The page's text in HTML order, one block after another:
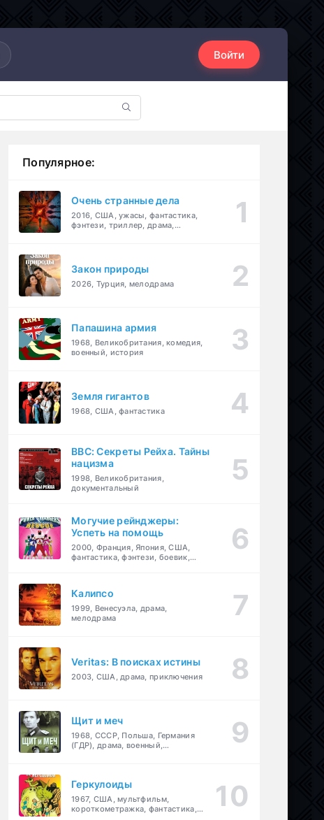
Войти
Популярное:
Очень странные дела
2016, США, ужасы, фантастика,
фэнтези, триллер, драма,
Закон природы
2026, Турция, мелодрама
Папашина армия
1968, Великобритания, комедия,
военный, история
Земля гигантов
1968, США, фантастика
BBC: Секреты Рейха. Тайны
нацизма
1998, Великобритания,
документальный
Могучие рейнджеры:
Успеть на помощь
2000, Франция, Япония, США,
фантастика, фэнтези, боевик,
Калипсо
1999, Венесуэла, драма,
мелодрама
Veritas: В поисках истины
2003, США, драма, приключения
Щит и меч
1968, СССР, Польша, Германия
(ГДР), драма, военный,
Геркулоиды
1967, США, мультфильм,
короткометражка, фантастика,